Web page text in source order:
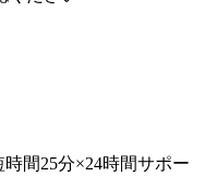
間25分×24時間サポー